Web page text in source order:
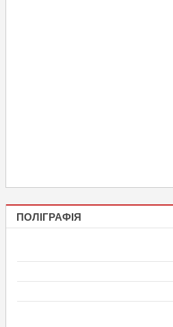
ПОЛІГРАФІЯ